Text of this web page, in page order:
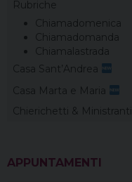
Rubriche
Chiamadomenica
Chiamadomanda
Chiamalastrada
Casa Sant’Andrea
Casa Marta e Maria
Chierichetti & Ministranti
APPUNTAMENTI